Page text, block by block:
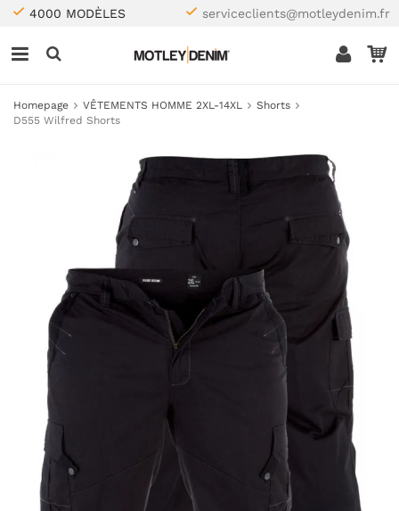
4000 MODÈLES serviceclients@motleydenim.fr
Homepage VÊTEMENTS HOMME 2XL-14XL
Shorts
D555 Wilfred Shorts